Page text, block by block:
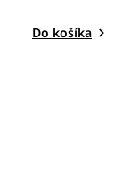
Do košíka